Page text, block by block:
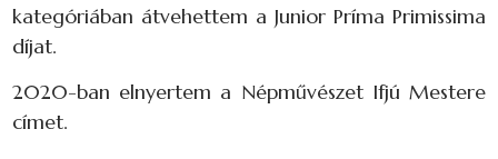
kategóriában átvehettem a Junior Príma Primissima
díjat.
2020-ban elnyertem a Népművészet Ifjú Mestere
címet.